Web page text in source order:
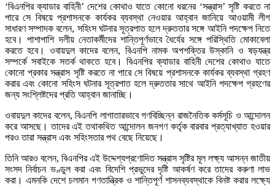
‘বিএনপির ক্যাডার বাহিনী’ দেশের কোথাও যাতে কোনো ধরনের ‘সন্ত্রাস’ সৃষ্টি করতে না
পারে সে বিষয়ে প্রশাসনকে কার্যকর ব্যবস্থা নেওয়ার আহ্বান জানিয়ে আওয়ামী লীগ
সাধারণ সম্পাদক বলেন, সহিংস ঘটনার সূত্রপাত হলে দ্রুততার সঙ্গে আইনি পদক্ষেপ নিতে
হবে। পাশাপাশি দলীয় নেতাকর্মীদের শান্তিপূর্ণভাবে ধৈর্যের সঙ্গে পরিস্থিতি মোকাবেলা
করতে হবে। ওবায়দুল কাদের বলেন, বিএনপি নামক অপশক্তির উস্কানি ও ষড়যন্ত্র
সম্পর্কে সবাইকে সতর্ক থাকতে হবে। বিএনপির ক্যাডার বাহিনী দেশের কোথাও যাতে
কোনো প্রকার সন্ত্রাস সৃষ্টি করতে না পারে সে বিষয়ে প্রশাসনকে কার্যকর ব্যবস্থা গ্রহণ
করার এবং কোনো সহিংস ঘটনার সূত্রপাত হলে দ্রুততার সাথে আইনি পদক্ষেপ গ্রহণের
জন্য সংশ্লিষ্টদের প্রতি আহ্বান জানাচ্ছি।
ওবায়দুল কাদের বলেন, বিএনপি লাগাতারভাবে গণবিচ্ছিন্ন রাজনৈতিক কর্মসূচি ও আন্দোলন
করে আসছে। তাদের এই তথাকথিত আন্দোলন জনগণ কর্তৃক বারবার প্রত্যাখ্যাত হওয়ার
পরও তারা সন্ত্রাস এবং সহিংসতার পথ বেছে নিয়েছে।
তিনি আরও বলেন, বিএনপির এই উদ্দেশ্যপ্রণোদিত সন্ত্রাস সৃষ্টির মূল লক্ষ্য আসন্ন জাতীয়
সংসদ নির্বাচন ভণ্ডুল করা এবং বিদেশি প্রভুদের দৃষ্টি আকর্ষণ করে তাদের করুণা লাভ
করা। এমনকি দেশে চলমান গণতান্ত্রিক ও শান্তিপূর্ণ শাসনব্যবস্থাকে বিনষ্ট করার লক্ষ্যে